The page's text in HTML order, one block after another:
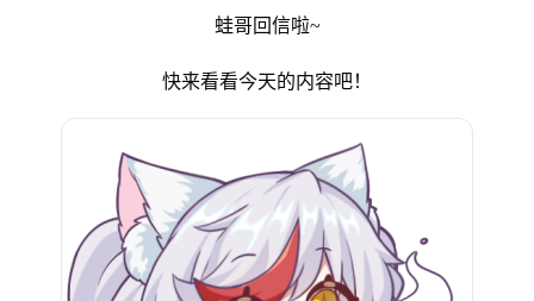
蛙哥回信啦~
快来看看今天的内容吧！